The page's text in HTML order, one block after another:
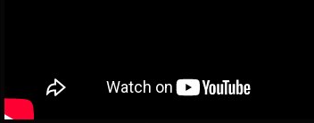
30 January
Dhoraso Moreo KLAS
04 May